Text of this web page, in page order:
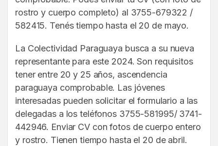
rostro y cuerpo completo) al 3755-679322 /
582415. Tenés tiempo hasta el 20 de mayo.
La Colectividad Paraguaya busca a su nueva
representante para este 2024. Son requisitos
tener entre 20 y 25 años, ascendencia
paraguaya comprobable. Las jóvenes
interesadas pueden solicitar el formulario a las
delegadas a los teléfonos 3755-581995/ 3741-
442946. Enviar CV con fotos de cuerpo entero
y rostro. Tienen tiempo hasta el 20 de abril.